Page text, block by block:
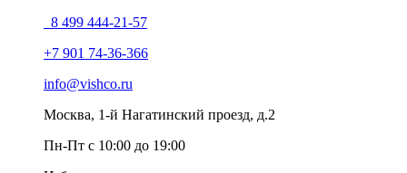
8 499 444-21-57
+7 901 74-36-366
info@vishco.ru
Москва, 1-й Нагатинский проезд, д.2
Пн-Пт с 10:00 до 19:00